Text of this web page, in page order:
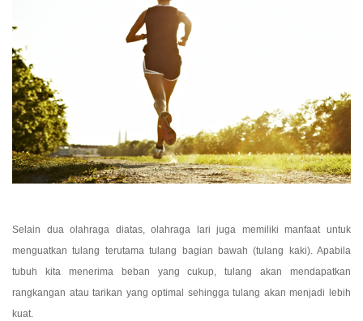
Selain dua olahraga diatas, olahraga lari juga memiliki manfaat untuk
menguatkan tulang terutama tulang bagian bawah (tulang kaki). Apabila
tubuh kita menerima beban yang cukup, tulang akan mendapatkan
rangkangan atau tarikan yang optimal sehingga tulang akan menjadi lebih
kuat.